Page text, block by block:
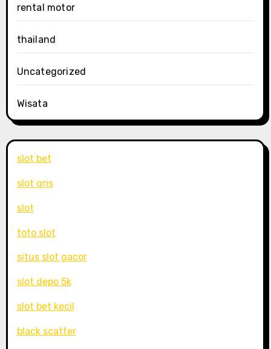
rental motor
thailand
Uncategorized
Wisata
slot bet
slot qris
slot
toto slot
situs slot gacor
slot depo 5k
slot bet kecil
black scatter